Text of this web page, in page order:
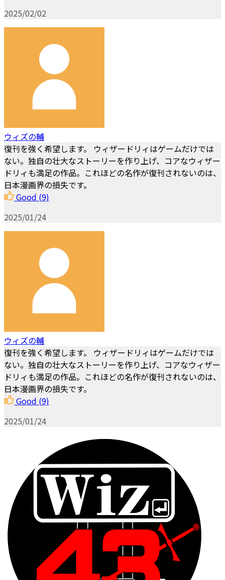
2025/02/02
ウィズの輔
復刊を強く希望します。 ウィザードリィはゲームだけでは
ない。独自の壮大なストーリーを作り上げ、コアなウィザー
ドリィも満足の作品。これほどの名作が復刊されないのは、
日本漫画界の損失です。
Good (9)
2025/01/24
ウィズの輔
復刊を強く希望します。 ウィザードリィはゲームだけでは
ない。独自の壮大なストーリーを作り上げ、コアなウィザー
ドリィも満足の作品。これほどの名作が復刊されないのは、
日本漫画界の損失です。
Good (9)
2025/01/24